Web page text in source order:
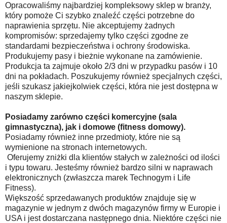
Opracowaliśmy najbardziej kompleksowy sklep w branży,
który pomoże Ci szybko znaleźć części potrzebne do
naprawienia sprzętu. Nie akceptujemy żadnych
kompromisów: sprzedajemy tylko części zgodne ze
standardami bezpieczeństwa i ochrony środowiska.
Produkujemy pasy i bieżnie wykonane na zamówienie.
Produkcja ta zajmuje około 2/3 dni w przypadku pasów i 10
dni na pokładach. Poszukujemy również specjalnych części,
jeśli szukasz jakiejkolwiek części, która nie jest dostępna w
naszym sklepie.
Posiadamy zarówno części komercyjne (sala
gimnastyczna), jak i domowe (fitness domowy).
Posiadamy również inne przedmioty, które nie są
wymienione na stronach internetowych.
Oferujemy zniżki dla klientów stałych w zależności od ilości
i typu towaru. Jesteśmy również bardzo silni w naprawach
elektronicznych (zwłaszcza marek Technogym i Life
Fitness).
Większość sprzedawanych produktów znajduje się w
magazynie w jednym z dwóch magazynów firmy w Europie i
USA i jest dostarczana następnego dnia. Niektóre części nie